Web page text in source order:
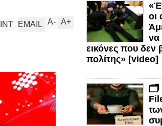
A+
A-
EMAIL
οι
να
εικόνες που δεν
πολίτης» [video]
🗂️